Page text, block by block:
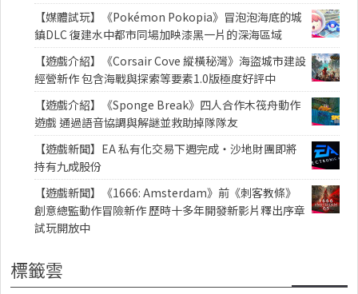
【媒體試玩】《Pokémon Pokopia》冒泡泡海底的城
鎮DLC 復建水中都市同場加映漆黑一片的深海區域
【遊戲介紹】《Corsair Cove 縱橫秘灣》海盜城市建設
經營新作 包含海戰與探索等要素1.0版極度好評中
【遊戲介紹】《Sponge Break》四人合作木筏舟動作
遊戲 通過語音協調與解謎並救助掉隊隊友
【遊戲新聞】EA 私有化交易下週完成・沙地財團即將
持有九成股份
【遊戲新聞】《1666: Amsterdam》前《刺客教條》
創意總監動作冒險新作 歷時十多年開發新影片釋出序章
試玩開放中
標籤雲